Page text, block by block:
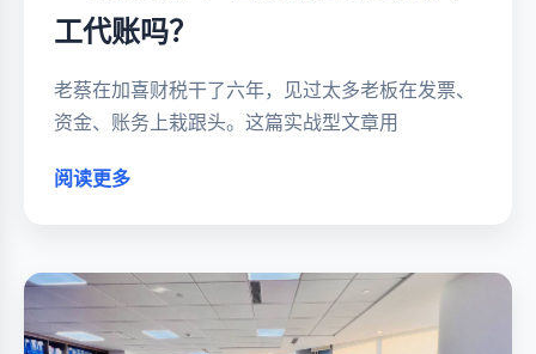
工代账吗？
老蔡在加喜财税干了六年，见过太多老板在发票、
资金、账务上栽跟头。这篇实战型文章用
阅读更多